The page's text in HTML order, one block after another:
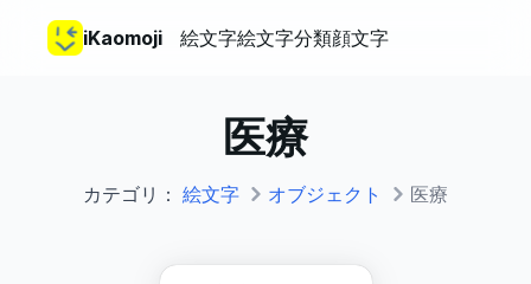
iKaomoji 絵文字絵文字分類顔文字
医療
カテゴリ： 絵文字 オブジェクト 医療